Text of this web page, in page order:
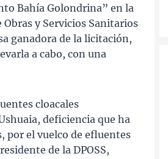
Bahía Golondrina” en la
y Servicios Sanitarios
ganadora de la licitación,
a cabo, con una
cloacales
deficiencia que ha
por el vuelco de efluentes
de la DPOSS,